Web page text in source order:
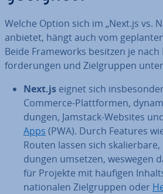
Welche Option sich im „Next.js vs.
anbietet, hängt auch vom
Beide Frame­works besitzen je
for­de­run­gen und Ziel­grup­pen
Next.js eignet sich
Commerce-Platt­for­men,
dun­gen, Jamstack-Websites
Apps (PWA). Durch Features
Routen lassen sich
dun­gen umsetzen, weswegen
für Projekte mit häufigen
na­tio­na­len Ziel­grup­pen oder